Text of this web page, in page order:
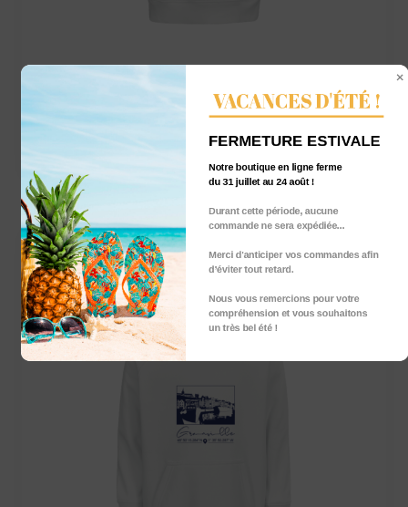
SWEAT-SHIRT À CAPUCHE enfant – La
59,00
VACANCES D'ÉTÉ !
Notre boutique en ligne ferme
du 31 juillet au 24 août !
Durant cette période, aucune
commande ne sera expédiée...
Merci d'anticiper vos commandes afin
d’éviter tout retard.
Nous vous remercions pour votre
compréhension et vous souhaitons
un très bel été !
FERMETURE ESTIVALE